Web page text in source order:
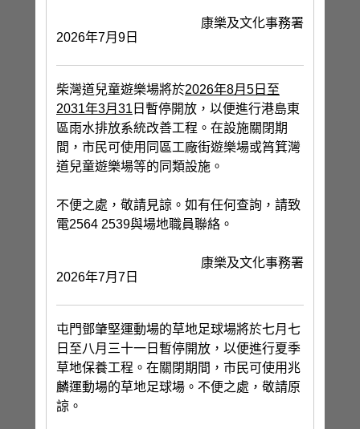
康樂及文化事務署
2026年7月9日
柴灣道兒童遊樂場將於2026年8月 5 日至
2031年3月31 日暫停開放，以便進行港島東
區雨水排放系統改善工程。在設施關閉期
間，市民可使用同區工廠街遊樂場或筲箕灣
道兒童遊樂場等的同類設施。
不便之處，敬請見諒。如有任何查詢，請致
電2564 2539與場地職員聯絡。
康樂及文化事務署
2026年7月7日
屯門鄧肇堅運動場的草地足球場將於七月七
日至八月三十一日暫停開放，以便進行夏季
草地保養工程。在關閉期間，市民可使用兆
麟運動場的草地足球場。不便之處，敬請原
諒。